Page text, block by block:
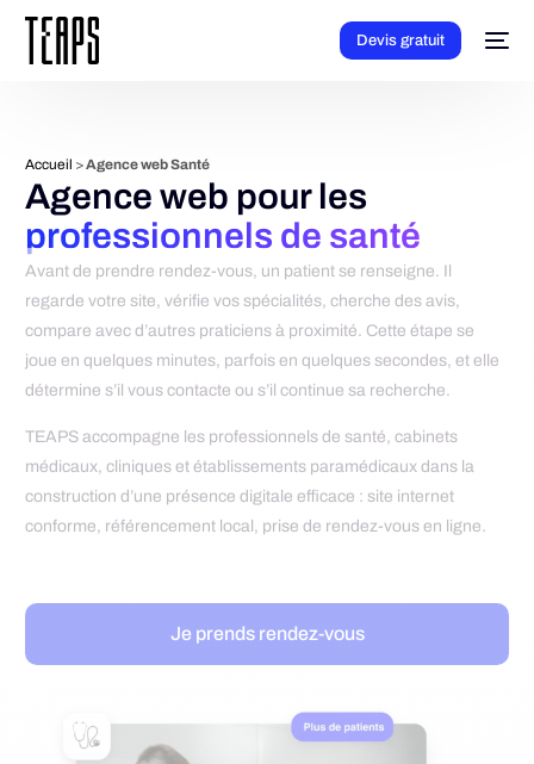
Devis gratuit
Accueil >Agence web Santé
Agence web pour les
professionnels de santé
Avant de prendre rendez-vous, un patient se renseigne. Il
regarde votre site, vérifie vos spécialités, cherche des avis,
compare avec d’autres praticiens à proximité. Cette étape se
joue en quelques minutes, parfois en quelques secondes, et elle
détermine s’il vous contacte ou s’il continue sa recherche.
TEAPS accompagne les professionnels de santé, cabinets
médicaux, cliniques et établissements paramédicaux dans la
construction d’une présence digitale efficace : site internet
conforme, référencement local, prise de rendez-vous en ligne.
Je prends rendez-vous